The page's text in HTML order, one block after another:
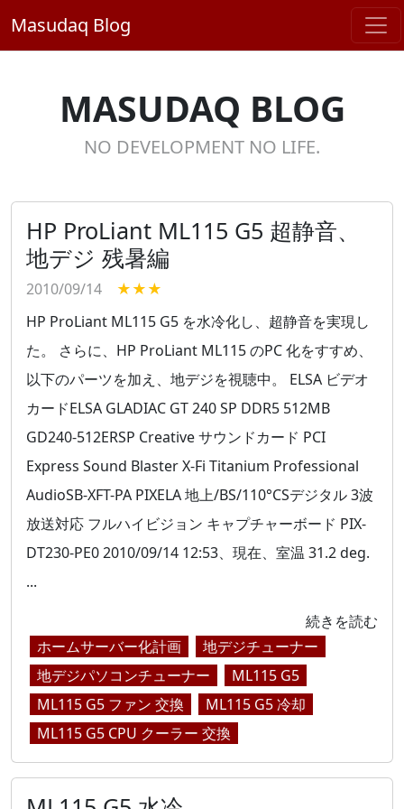
Masudaq Blog
MASUDAQ BLOG
NO DEVELOPMENT NO LIFE.
HP ProLiant ML115 G5 超静音、
地デジ 残暑編
2010/09/14
★★★
HP ProLiant ML115 G5 を水冷化し、超静音を実現し
た。 さらに、HP ProLiant ML115 のPC 化をすすめ、
以下のパーツを加え、地デジを視聴中。 ELSA ビデオ
カードELSA GLADIAC GT 240 SP DDR5 512MB
GD240-512ERSP Creative サウンドカード PCI
Express Sound Blaster X-Fi Titanium Professional
AudioSB-XFT-PA PIXELA 地上/BS/110°CSデジタル 3波
放送対応 フルハイビジョン キャプチャーボード PIX-
DT230-PE0 2010/09/14 12:53、現在、室温 31.2 deg.
...
続きを読む
ホームサーバー化計画
地デジチューナー
地デジパソコンチューナー
ML115 G5
ML115 G5 ファン 交換
ML115 G5 冷却
ML115 G5 CPU クーラー 交換